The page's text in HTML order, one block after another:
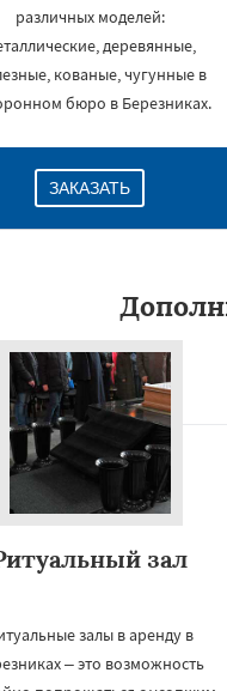
различных моделей:
деревянные,
кованые, чугунные в
бюро в Березниках.
ЗАКАЗАТЬ
зал
залы в аренду в
– это возможность